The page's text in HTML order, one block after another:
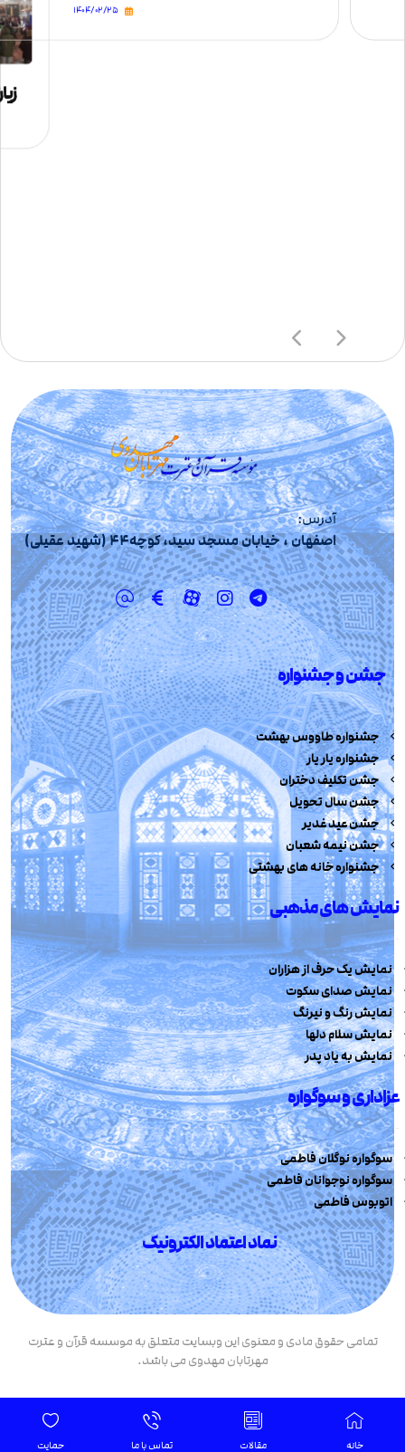
۱۴۰۴/۰۲/۲۵
آدرس:
اصفهان ، خیابان مسجد سید، کوچه44 (شهید عقیلی)
جشن و جشنواره
جشنواره طاووس بهشت
جشنواره یار یار
جشن تکلیف دختران
جشن سال تحویل
جشن عید غدیر
جشن نیمه شعبان
جشنواره خانه های بهشتی
نمایش های مذهبی
نمایش یک حرف از هزاران
نمایش صدای سکوت
نمایش رنگ و نیرنگ
نمایش سلام دلها
نمایش به یاد پدر
عزاداری و سوگواره
سوگواره نوگلان فاطمی
سوگواره نوجوانان فاطمی
اتوبوس فاطمی
نماد اعتماد الکترونیک
تمامی حقوق مادی و معنوی این وبسایت متعلق به موسسه قرآن و عترت
مهرتابان مهدوی می باشد.
خانه مقالات تماس با ما حمایت